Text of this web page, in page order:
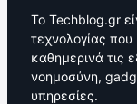
Το Techblog.gr
τεχνολογίας
καθημερινά τις
νοημοσύνη,
υπηρεσίες.